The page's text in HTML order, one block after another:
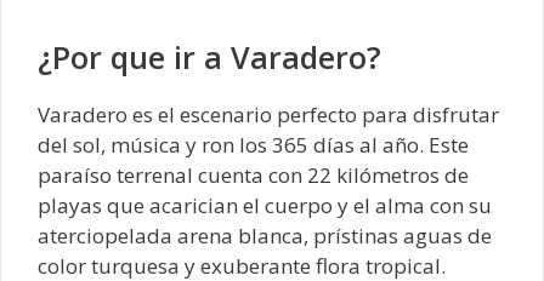
¿Por que ir a Varadero?
Varadero es el escenario perfecto para disfrutar
del sol, música y ron los 365 días al año. Este
paraíso terrenal cuenta con 22 kilómetros de
playas que acarician el cuerpo y el alma con su
aterciopelada arena blanca, prístinas aguas de
color turquesa y exuberante flora tropical.